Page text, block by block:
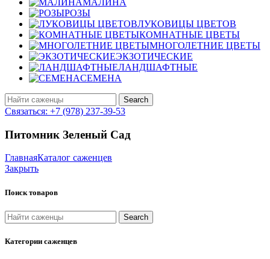
МАЛИНА
РОЗЫ
ЛУКОВИЦЫ ЦВЕТОВ
КОМНАТНЫЕ ЦВЕТЫ
МНОГОЛЕТНИЕ ЦВЕТЫ
ЭКЗОТИЧЕСКИЕ
ЛАНДШАФТНЫЕ
СЕМЕНА
Search
Связаться: +7 (978) 237-39-53
Питомник Зеленый Сад
ГлавнаяКаталог саженцев
Закрыть
Поиск товаров
Search
Категории саженцев